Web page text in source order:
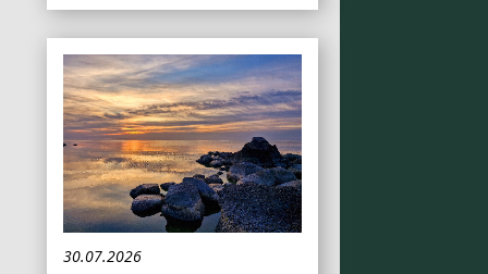
30.07.2026